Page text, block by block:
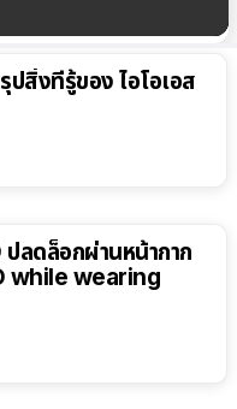
สิ่งที่รู้ของ ไอโอเอส
ปลดล็อกผ่านหน้ากาก
while wearing